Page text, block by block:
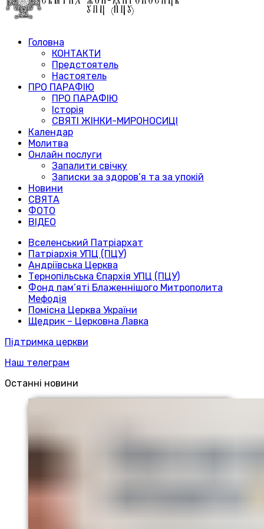
Головна
КОНТАКТИ
Предстоятель
Настоятель
ПРО ПАРАФІЮ
ПРО ПАРАФІЮ
Історія
СВЯТІ ЖІНКИ-МИРОНОСИЦІ
Календар
Молитва
Онлайн послуги
Запалити свічку
Записки за здоров’я та за упокій
Новини
СВЯТА
ФОТО
ВІДЕО
Вселенський Патріархат
Патріархія УПЦ (ПЦУ)
Андріївська Церква
Тернопільська Єпархія УПЦ (ПЦУ)
Фонд пам’яті Блаженнішого Митрополита
Мефодія
Помісна Церква України
Щедрик – Церковна Лавка
Підтримка церкви
Наш телеграм
Останні новини